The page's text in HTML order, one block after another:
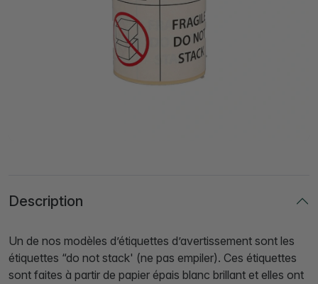
Description
Un de nos modèles d’étiquettes d’avertissement sont les
étiquettes “do not stack' (ne pas empiler). Ces étiquettes
sont faites à partir de papier épais blanc brillant et elles ont